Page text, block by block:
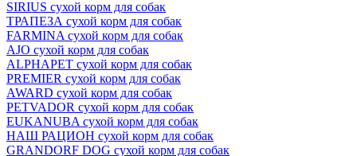
SIRIUS сухой корм для собак
ТРАПЕЗА сухой корм для собак
FARMINA сухой корм для собак
AJO сухой корм для собак
ALPHAPET сухой корм для собак
PREMIER сухой корм для собак
AWARD сухой корм для собак
PETVADOR сухой корм для собак
EUKANUBA сухой корм для собак
НАШ РАЦИОН сухой корм для собак
GRANDORF DOG сухой корм для собак